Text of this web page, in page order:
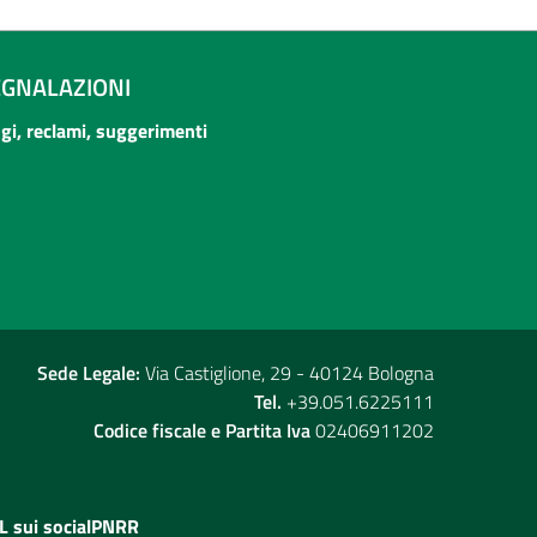
reclami, suggerimenti
Sede Legale: Via Castiglione, 29 - 40124 Bologna
Tel. +39.051.6225111
Codice fiscale e Partita Iva02406911202
sui socialPNRR